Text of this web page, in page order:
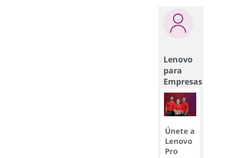
Lenovo
para
Empresas
Únete a
Lenovo
Pro